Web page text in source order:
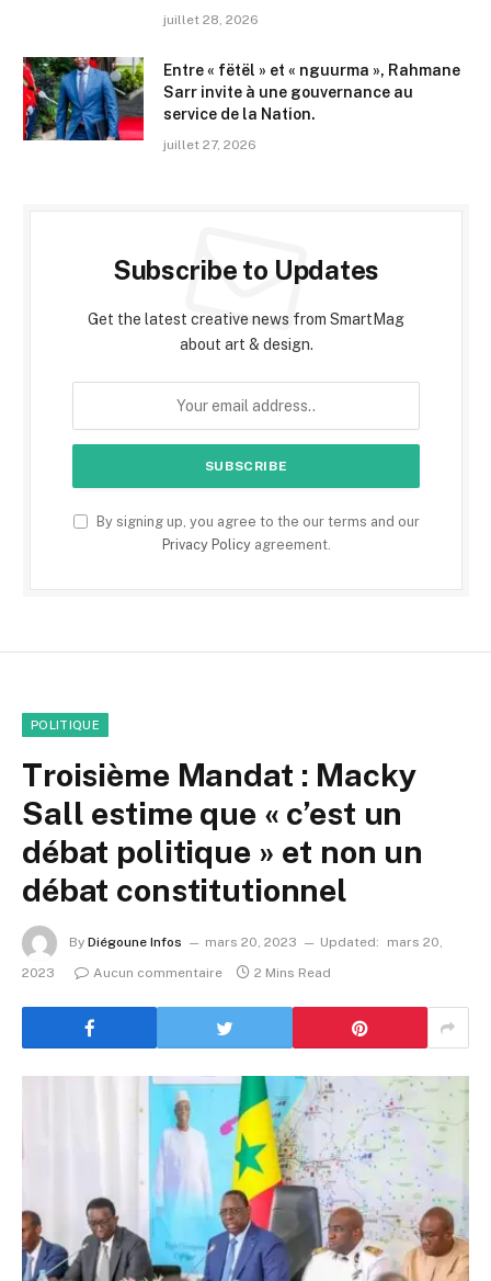
juillet 28, 2026
Entre « fëtël » et « nguurma », Rahmane
Sarr invite à une gouvernance au
service de la Nation.
juillet 27, 2026
Subscribe to Updates
Get the latest creative news from SmartMag
about art & design.
By signing up, you agree to the our terms and our
Privacy Policyagreement.
POLITIQUE
Troisième Mandat : Macky
Sall estime que « c’est un
débat politique » et non un
débat constitutionnel
By Diégoune Infos mars 20, 2023 Updated:
mars 20,
2023
Aucun commentaire 2 Mins Read